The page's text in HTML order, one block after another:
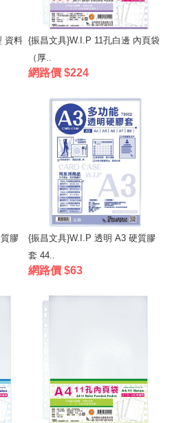
資料 {振昌文具}W.I.P 11孔白邊 內頁袋
（厚..
網路價 $224
膠
{振昌文具}W.I.P 透明 A3 硬質膠
套 44..
網路價 $63